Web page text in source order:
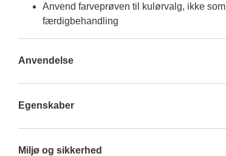
Anvend farveprøven til kulørvalg, ikke som
færdigbehandling
Anvendelse
Egenskaber
Miljø og sikkerhed